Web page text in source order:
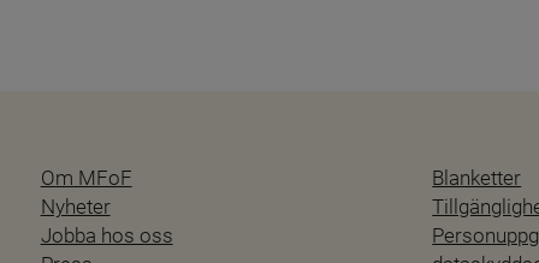
Om MFoF
Nyheter
Jobba hos oss
Blanketter